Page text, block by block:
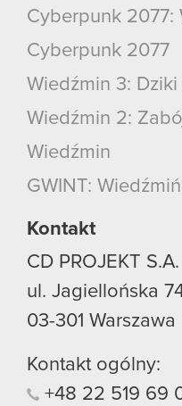
Cyberpunk 2077:
Cyberpunk 2077
Wiedźmin 3: Dziki
Wiedźmin 2:
Wiedźmin
GWINT:
Kontakt
CD PROJEKT S.A.
ul. Jagiellońska
03-301 Warszawa
Kontakt ogólny:
+48 22 519 69